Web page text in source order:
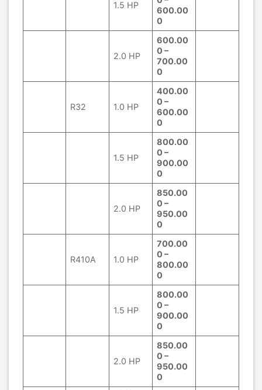
1.5 HP
600.00
0
2.0 HP
600.00
0 –
700.00
0
R32 1.0 HP
400.00
0 –
600.00
0
1.5 HP
800.00
0 –
900.00
0
2.0 HP
850.00
0 –
950.00
0
R410A 1.0 HP
700.00
0 –
800.00
0
1.5 HP
800.00
0 –
900.00
0
2.0 HP
850.00
0 –
950.00
0